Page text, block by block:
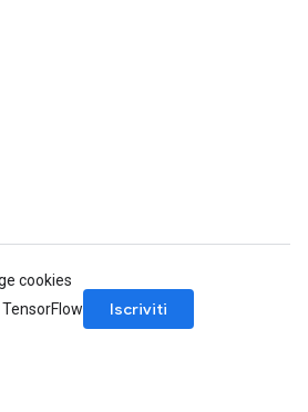
cookies
Iscriviti